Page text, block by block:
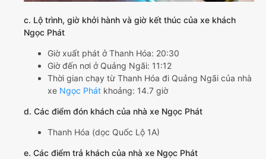
c. Lộ trình, giờ khởi hành và giờ kết thúc của xe khách
Ngọc Phát
Giờ xuất phát ở Thanh Hóa: 20:30
Giờ đến nơi ở Quảng Ngãi: 11:12
Thời gian chạy từ Thanh Hóa đi Quảng Ngãi của nhà
xe Ngọc Phát khoảng: 14.7 giờ
d. Các điểm đón khách của nhà xe Ngọc Phát
Thanh Hóa (dọc Quốc Lộ 1A)
e. Các điểm trả khách của nhà xe Ngọc Phát